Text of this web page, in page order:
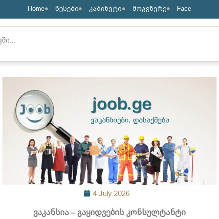
Home წესები კაბინეტი მოგვწერე Face
4 July 2026
ვაკანსია – გაყიდვების კონსულტანტი